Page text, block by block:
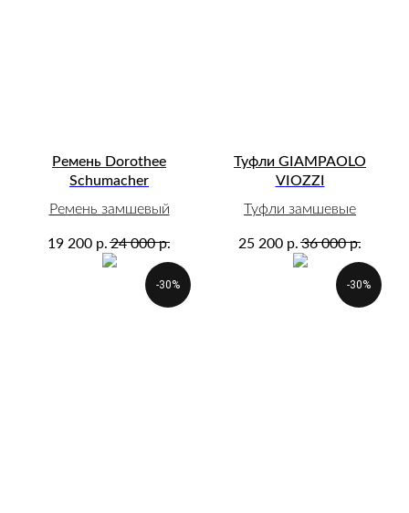
Ремень Dorothee
Schumacher
Ремень замшевый
19 200 р. 24 000 р.
Туфли GIAMPAOLO
VIOZZI
Туфли замшевые
25 200 р. 36 000 р.
-30% -30%